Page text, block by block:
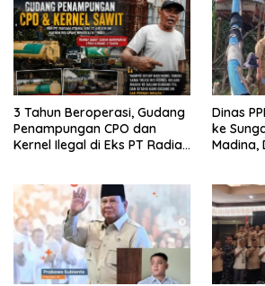
3 Tahun Beroperasi, Gudang
Penampungan CPO dan
Kernel Ilegal di Eks PT Radian
Dinas
ke
Madina,
Rusak